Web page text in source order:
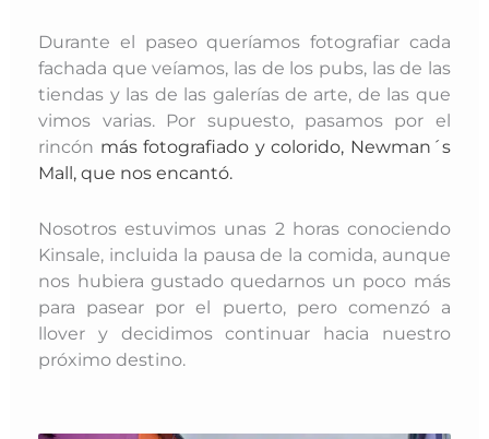
Durante el paseo queríamos fotografiar cada
fachada que veíamos, las de los pubs, las de las
tiendas y las de las galerías de arte, de las que
vimos varias. Por supuesto, pasamos por el
rincón más fotografiado y colorido, Newman´s
Mall, que nos encantó.
Nosotros estuvimos unas 2 horas conociendo
Kinsale, incluida la pausa de la comida, aunque
nos hubiera gustado quedarnos un poco más
para pasear por el puerto, pero comenzó a
llover y decidimos continuar hacia nuestro
próximo destino.